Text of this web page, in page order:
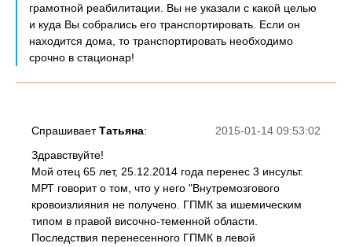
грамотной реабилитации. Вы не указали с какой целью
и куда Вы собрались его транспортировать. Если он
находится дома, то транспортировать необходимо
срочно в стационар!
2015-01-14 09:53:02
СпрашиваетТатьяна:
Здравствуйте!
Мой отец 65 лет, 25.12.2014 года перенес 3 инсульт.
МРТ говорит о том, что у него "Внутремозгового
кровоизлияния не получено. ГПМК за ишемическим
типом в правой височно-теменной области.
Последствия перенесенного ГПМК в левой